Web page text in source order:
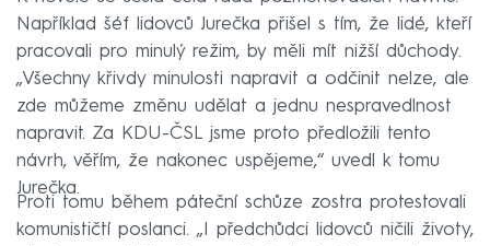
Například šéf lidovců Jurečka přišel s tím, že lidé, kteří
pracovali pro minulý režim, by měli mít nižší důchody.
„Všechny křivdy minulosti napravit a odčinit nelze, ale
zde můžeme změnu udělat a jednu nespravedlnost
napravit. Za KDU-ČSL jsme proto předložili tento
návrh, věřím, že nakonec uspějeme,“ uvedl k tomu
Jurečka.
Proti tomu během páteční schůze zostra protestovali
komunističtí poslanci. „I předchůdci lidovců ničili životy,